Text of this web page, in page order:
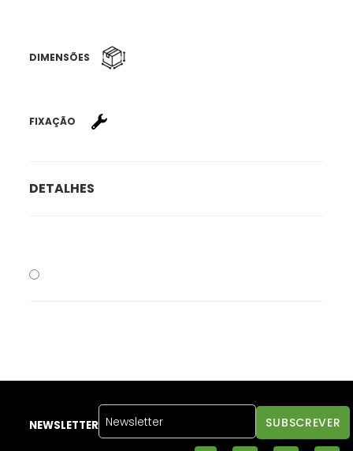
DIMENSÕES
FIXAÇÃO
DETALHES
NEWSLETTER